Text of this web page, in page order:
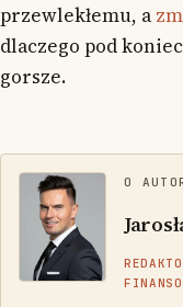
przewlekłemu, a
dlaczego pod
gorsze.
O